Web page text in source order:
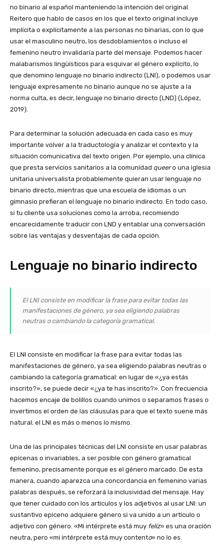
no binario al español manteniendo la intención del original.
Reitero que hablo de casos en los que el texto original incluye
implícita o explícitamente a las personas no binarias, con lo que
usar el masculino neutro, los desdoblamientos o incluso el
femenino neutro invalidaría parte del mensaje. Podemos hacer
malabarismos lingüísticos para esquivar el género explícito, lo
que denomino lenguaje no binario indirecto (LNI), o podemos usar
lenguaje expresamente no binario aunque no se ajuste a la
norma culta, es decir, lenguaje no binario directo (LND) (López,
2019).
Para determinar la solución adecuada en cada caso es muy
importante volver a la traductología y analizar el contexto y la
situación comunicativa del texto origen. Por ejemplo, una clínica
que presta servicios sanitarios a la comunidad queero una iglesia
unitaria universalista probablemente quieran usar lenguaje no
binario directo, mientras que una escuela de idiomas o un
gimnasio prefieran el lenguaje no binario indirecto. En todo caso,
si tu cliente usa soluciones como la arroba, recomiendo
encarecidamente traducir con LND y entablar una conversación
sobre las ventajas y desventajas de cada opción.
Lenguaje no binario indirecto
El LNI consiste en modificar la frase para evitar todas las
manifestaciones de género, ya sea eligiendo palabras
neutras o cambiando la categoría gramatical.
El LNI consiste en modificar la frase para evitar todas las
manifestaciones de género, ya sea eligiendo palabras neutras o
cambiando la categoría gramatical: en lugar de «¿ya estás
inscrito?», se puede decir «¿ya te has inscrito?». Con frecuencia
hacemos encaje de bolillos cuando unimos o separamos frases o
invertimos el orden de las cláusulas para que el texto suene más
natural; el LNI es más o menos lo mismo.
Una de las principales técnicas del LNI consiste en usar palabras
epicenas o invariables, a ser posible con género gramatical
femenino, precisamente porque es el género marcado. De esta
manera, cuando aparezca una concordancia en femenino varias
palabras después, se reforzará la inclusividad del mensaje. Hay
que tener cuidado con los artículos y los adjetivos al usar LNI: un
sustantivo epiceno adquiere género si va unido a un artículo o
adjetivo con género. «Mi intérprete está muy feliz» es una oración
neutra, pero «mi intérprete está muy contento» no lo es.